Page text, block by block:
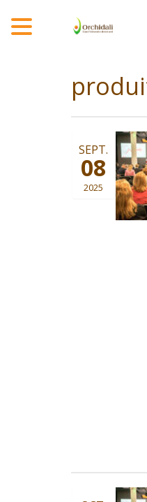
SEPT.
08
2025